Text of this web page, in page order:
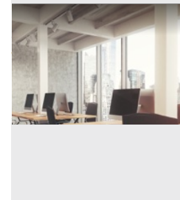
Ufficio all'asta a Novara
Novara
Offerta minima
89.550 € 119.391 €
Codice asta: CZ449037
Asta chiusa